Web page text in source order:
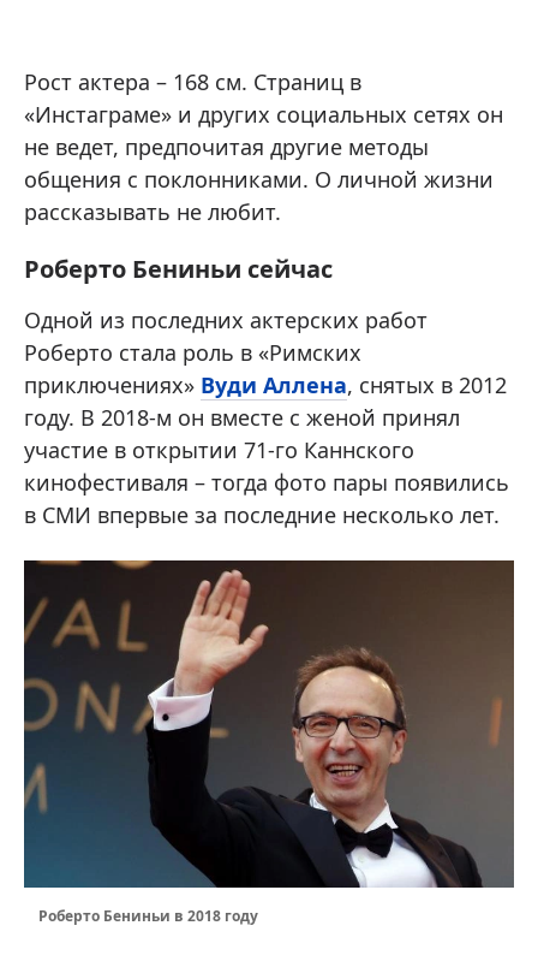
Рост актера – 168 см. Страниц в
«Инстаграме» и других социальных сетях он
не ведет, предпочитая другие методы
общения с поклонниками. О личной жизни
рассказывать не любит.
Роберто Бениньи сейчас
Одной из последних актерских работ
Роберто стала роль в «Римских
приключениях» Вуди Аллена, снятых в 2012
году. В 2018-м он вместе с женой принял
участие в открытии 71-го Каннского
кинофестиваля – тогда фото пары появились
в СМИ впервые за последние несколько лет.
Роберто Бениньи в 2018 году